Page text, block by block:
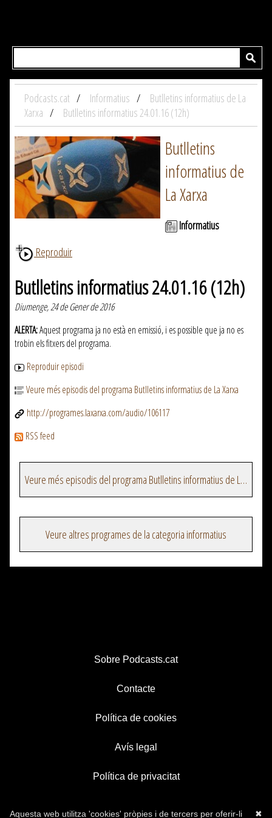
Podcasts.cat Informatius
Butlletins informatius de La
Xarxa
Butlletins informatius 24.01.16 (12h)
Butlletins
informatius de
La Xarxa
Informatius
Reproduir
Butlletins informatius 24.01.16 (12h)
Diumenge, 24 de Gener de 2016
ALERTA:Aquest programa ja no està en emissió, i es possible que ja no es
trobin els fitxers del programa.
Reproduir episodi
Veure més episodis del programa Butlletins informatius de La Xarxa
http://programes.laxarxa.com/audio/106117
RSS feed
Veure més episodis del programa Butlletins informatius de La Xarxa
Veure altres programes de la categoria informatius
Sobre Podcasts.cat
Contacte
Política de cookies
Avís legal
Política de privacitat
✖
Aquesta web utilitza 'cookies' pròpies i de tercers per oferir-li